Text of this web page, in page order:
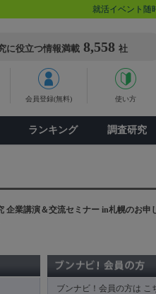
就活イベント随
に役立つ情報満載 8,558 社
会員登録(無料) 使い方
ランキング 調査研究
企業講演＆交流セミナー in札幌のお申
ブンナビ！会員の方は こ